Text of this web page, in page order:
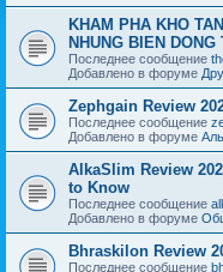
KHAM PHA KHO
NHUNG BIEN DONG
Последнее сообщение
Добавлено в форуме
Zephgain Review
Последнее сообщение
Добавлено в форуме
AlkaSlim Review
to Know
Последнее сообщение
Добавлено в форуме
Bhraskilon Review
Последнее сообщение